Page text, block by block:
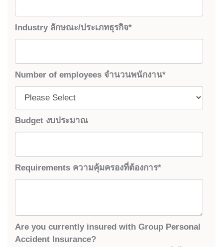
Industry ลักษณะ/ประเภทธุรกิจ*
Number of employees จำนวนพนักงาน*
Budget งบประมาณ
Requirements ความคุ้มครองที่ต้องการ*
Are you currently insured with Group Personal
Accident Insurance?